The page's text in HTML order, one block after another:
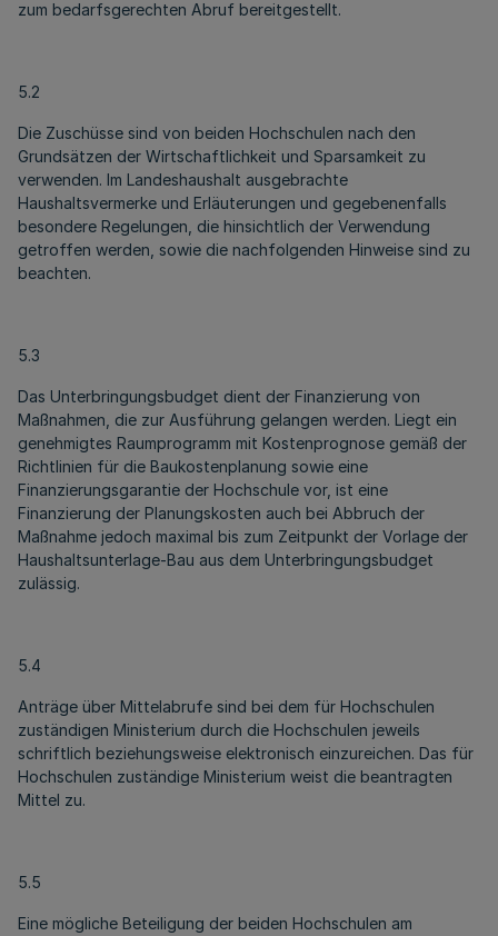
zum bedarfsgerechten Abruf bereitgestellt.
5.2
Die Zuschüsse sind von beiden Hochschulen nach den
Grundsätzen der Wirtschaftlichkeit und Sparsamkeit zu
verwenden. Im Landeshaushalt ausgebrachte
Haushaltsvermerke und Erläuterungen und gegebenenfalls
besondere Regelungen, die hinsichtlich der Verwendung
getroffen werden, sowie die nachfolgenden Hinweise sind zu
beachten.
5.3
Das Unterbringungsbudget dient der Finanzierung von
Maßnahmen, die zur Ausführung gelangen werden. Liegt ein
genehmigtes Raumprogramm mit Kostenprognose gemäß der
Richtlinien für die Baukostenplanung sowie eine
Finanzierungsgarantie der Hochschule vor, ist eine
Finanzierung der Planungskosten auch bei Abbruch der
Maßnahme jedoch maximal bis zum Zeitpunkt der Vorlage der
Haushaltsunterlage-Bau aus dem Unterbringungsbudget
zulässig.
5.4
Anträge über Mittelabrufe sind bei dem für Hochschulen
zuständigen Ministerium durch die Hochschulen jeweils
schriftlich beziehungsweise elektronisch einzureichen. Das für
Hochschulen zuständige Ministerium weist die beantragten
Mittel zu.
5.5
Eine mögliche Beteiligung der beiden Hochschulen am